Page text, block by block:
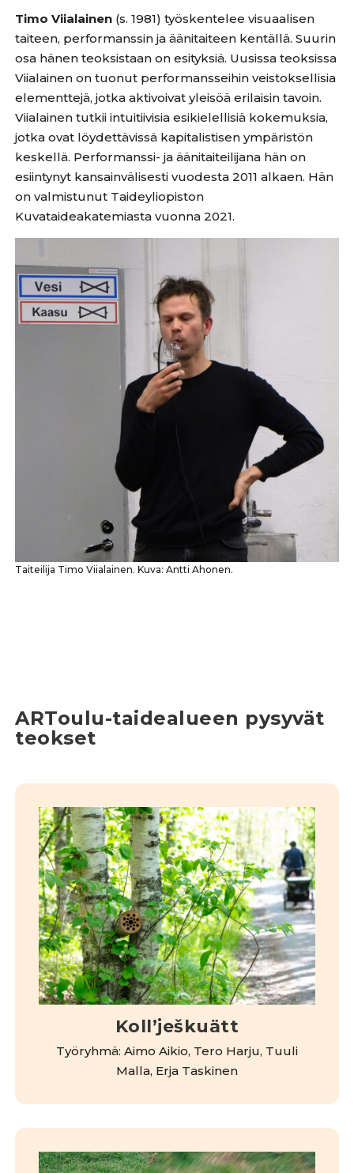
Timo Viialainen (s. 1981) työskentelee visuaalisen
taiteen, performanssin ja äänitaiteen kentällä. Suurin
osa hänen teoksistaan on esityksiä. Uusissa teoksissa
Viialainen on tuonut performansseihin veistoksellisia
elementtejä, jotka aktivoivat yleisöä erilaisin tavoin.
Viialainen tutkii intuitiivisia esikielellisiä kokemuksia,
jotka ovat löydettävissä kapitalistisen ympäristön
keskellä. Performanssi- ja äänitaiteilijana hän on
esiintynyt kansainvälisesti vuodesta 2011 alkaen. Hän
on valmistunut Taideyliopiston
Kuvataideakatemiasta vuonna 2021.
Taiteilija Timo Viialainen. Kuva: Antti Ahonen.
ARToulu-taidealueen pysyvät
teokset
Kollʼješkuätt
Työryhmä: Aimo Aikio, Tero Harju, Tuuli
Malla, Erja Taskinen